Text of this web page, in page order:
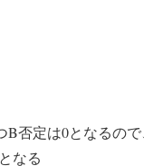
否定は0となるの
なる